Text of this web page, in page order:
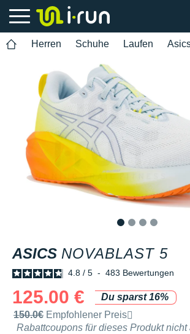
Herren Schuhe Laufen
ASICS NOVABLAST 5
4.8 / 5 - 483 Bewertungen
125.00 €
Du sparst 16%
Unverbindliche Preisempfehlung der
150.0€ Empfohlener Preis
Rabattcoupons für dieses Produkt